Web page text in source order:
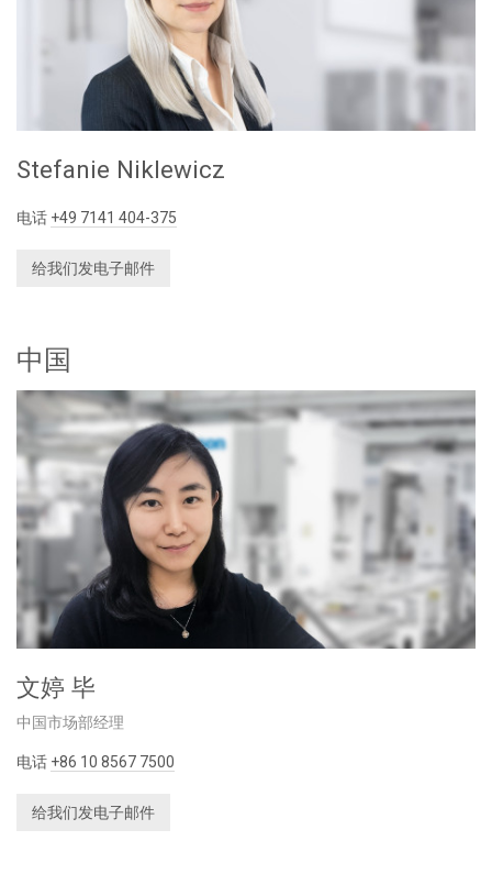
Stefanie Niklewicz
电话 +49 7141 404-375
给我们发电子邮件
中国
文婷 毕
中国市场部经理
电话 +86 10 8567 7500
给我们发电子邮件